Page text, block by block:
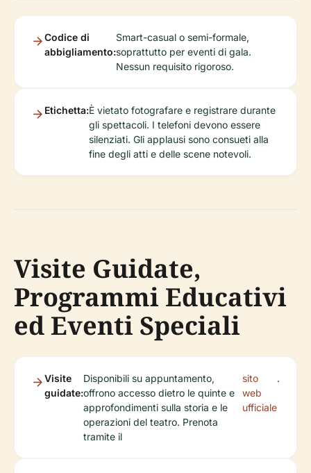
Codice di
abbigliamento:
Smart-casual o semi-formale,
soprattutto per eventi di gala.
Nessun requisito rigoroso.
Etichetta:È vietato fotografare e registrare durante
gli spettacoli. I telefoni devono essere
silenziati. Gli applausi sono consueti alla
fine degli atti e delle scene notevoli.
Visite Guidate,
Programmi Educativi
ed Eventi Speciali
Visite
guidate:
Disponibili su appuntamento,
offrono accesso dietro le quinte e
approfondimenti sulla storia e le
operazioni del teatro. Prenota
tramite il
sito
web
ufficiale
.